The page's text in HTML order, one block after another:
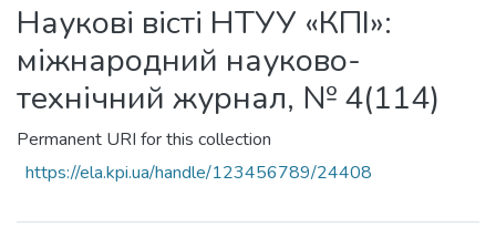
Наукові вісті НТУУ «КПІ»:
міжнародний науково-
технічний журнал, № 4(114)
Permanent URI for this collection
https://ela.kpi.ua/handle/123456789/24408